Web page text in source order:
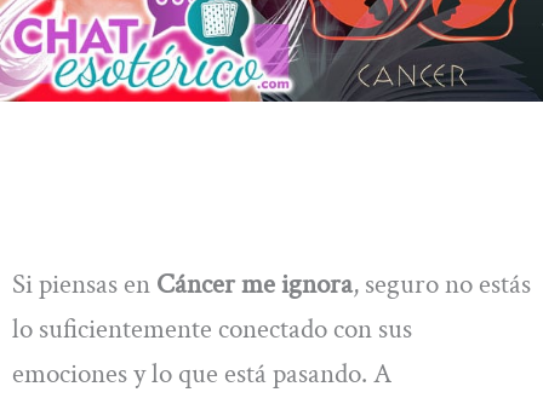
Si piensas en Cáncer me ignora, seguro no estás
lo suficientemente conectado con sus
emociones y lo que está pasando. A